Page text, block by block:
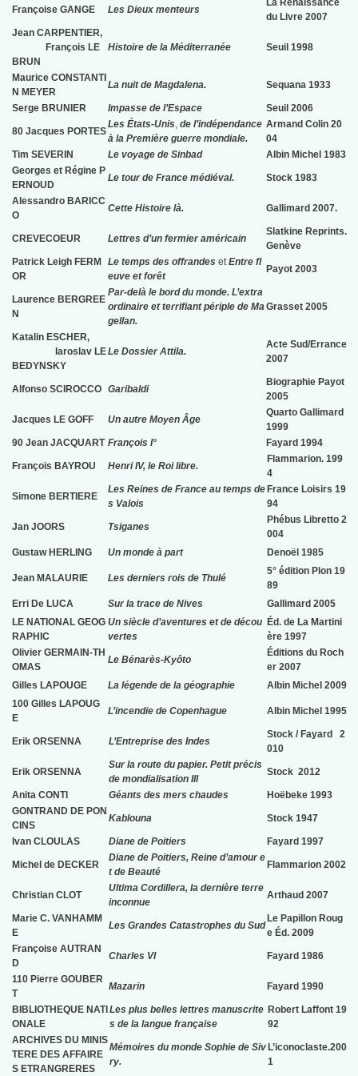
Françoise GANGE Les Dieux menteurs
La Renaissance
du Livre 2007
Jean CARPENTIER,
François LE
BRUN
Histoire de la Méditerranée Seuil 1998
Maurice CONSTANTI
N MEYER
La nuit de Magdalena. Sequana 1933
Serge BRUNIER Impasse de l’Espace Seuil 2006
80 Jacques PORTES
Les États-Unis, de l’indépendance
à la Première guerre mondiale.
Armand Colin 20
04
Tim SEVERIN
Le voyage de Sinbad
Albin Michel 1983
Georges et Régine P
ERNOUD
Le tour de France médiéval. Stock 1983
Alessandro BARICC
O
Cette Histoire là. Gallimard 2007.
CREVECOEUR Lettres d’un fermier américain
Slatkine Reprints.
Genève
Patrick Leigh FERM
OR
Le temps des offrandes et Entre fl
euve et forêt
Payot 2003
Laurence BERGREE
N
Par-delà le bord du monde. L’extra
ordinaire et terrifiant périple de Ma
gellan.
Grasset 2005
Katalin ESCHER,
Iaroslav LE
BEDYNSKY
Le Dossier Attila.
Acte Sud/Errance
2007
Alfonso SCIROCCO Garibaldi
Biographie Payot
2005
Jacques LE GOFF Un autre Moyen Âge
Quarto Gallimard
1999
90 Jean JACQUART François I° Fayard 1994
François BAYROU Henri IV, le Roi libre.
Flammarion. 199
4
Simone BERTIERE
Les Reines de France au temps de
s Valois
France Loisirs 19
94
Jan JOORS Tsiganes
Phébus Libretto 2
004
Gustaw HERLING
Un monde à part Denoël 1985
Jean MALAURIE Les derniers rois de Thulé
5° édition Plon 19
89
Erri De LUCA
Sur la trace de Nives
Gallimard 2005
LE NATIONAL GEOG
RAPHIC
Un siècle d’aventures et de décou
vertes
Éd. de La Martini
ère 1997
Olivier GERMAIN-TH
OMAS
Le Bénarès-Kyôto
Éditions du Roch
er 2007
Gilles LAPOUGE
La légende de la géographie
Albin Michel 2009
100 Gilles LAPOUG
E
L’incendie de Copenhague Albin Michel 1995
Erik ORSENNA L’Entreprise des Indes
Stock / Fayard 2
010
Erik ORSENNA
Sur la route du papier. Petit précis
de mondialisation III
Stock 2012
Anita CONTI Géants des mers chaudes
Hoëbeke 1993
GONTRAND DE PON
CINS
Kablouna Stock 1947
Ivan CLOULAS Diane de Poitiers Fayard 1997
Michel de DECKER
Diane de Poitiers, Reine d’amour e
t de Beauté
Flammarion 2002
Christian CLOT
Ultima Cordillera, la dernière terre
inconnue
Arthaud 2007
Marie C. VANHAMM
E
Les Grandes Catastrophes du Sud
Le Papillon Roug
e Éd. 2009
Françoise AUTRAN
D
Charles VI Fayard 1986
110 Pierre GOUBER
T
Mazarin Fayard 1990
BIBLIOTHEQUE NATI
ONALE
Les plus belles lettres manuscrite
s de la langue française
Robert Laffont 19
92
ARCHIVES DU MINIS
TERE DES AFFAIRE
S ETRANGRERES
Mémoires du monde Sophie de Siv
ry.
L’iconoclaste.200
1